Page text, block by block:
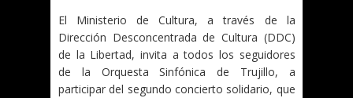
El Ministerio de Cultura, a través de la
Dirección Desconcentrada de Cultura (DDC)
de la Libertad, invita a todos los seguidores
de la Orquesta Sinfónica de Trujillo, a
participar del segundo concierto solidario, que